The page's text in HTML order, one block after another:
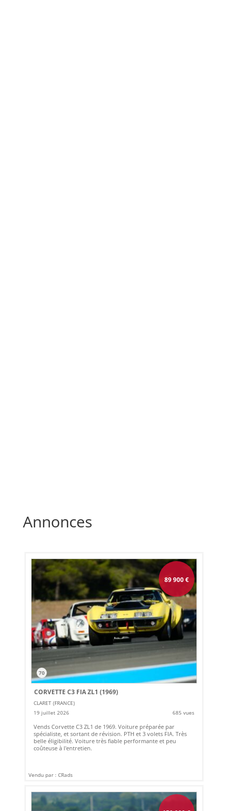
Annonces
89 900€
70
CORVETTE C3 FIA ZL1 (1969)
CLARET (FRANCE)
19 juillet 2026
685 vues
Vends Corvette C3 ZL1 de 1969. Voiture préparée par
spécialiste, et sortant de révision. PTH et 3 volets FIA. Très
belle éligibilité. Voiture très fiable performante et peu
coûteuse à l'entretien.
Vendu par : CRads